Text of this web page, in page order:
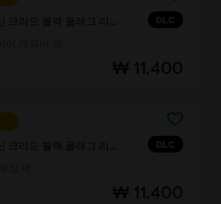
DLC
₩ 11,400
DLC
₩ 11,400